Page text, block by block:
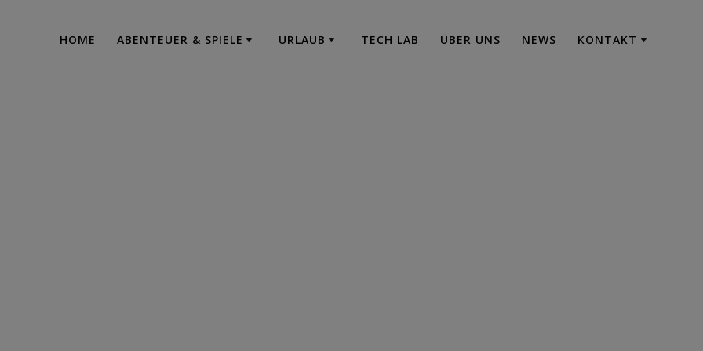
HOME ABENTEUER & SPIELE URLAUB TECH LAB ÜBER UNS NEWS KONTAKT